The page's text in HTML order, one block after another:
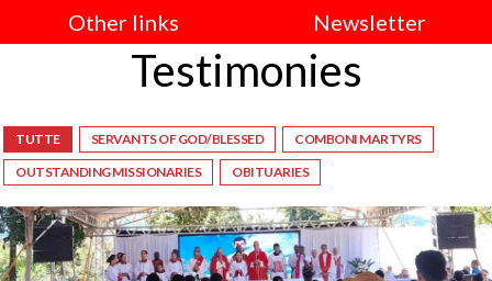
Other links
Newsletter
Testimonies
TUTTE SERVANTS OF GOD/BLESSED
COMBONI MARTYRS
OUTSTANDING MISSIONARIES
OBITUARIES